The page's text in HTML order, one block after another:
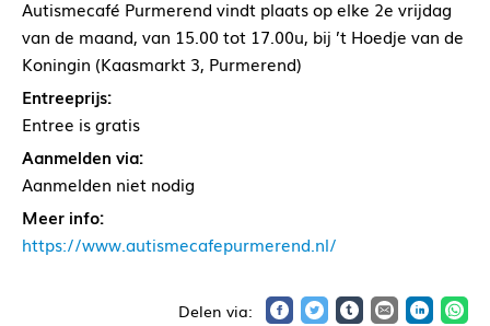
Autismecafé Purmerend vindt plaats op elke 2e vrijdag
van de maand, van 15.00 tot 17.00u, bij ’t Hoedje van de
Koningin (Kaasmarkt 3, Purmerend)
Entreeprijs:
Entree is gratis
Aanmelden via:
Aanmelden niet nodig
Meer info:
https://www.autismecafepurmerend.nl/